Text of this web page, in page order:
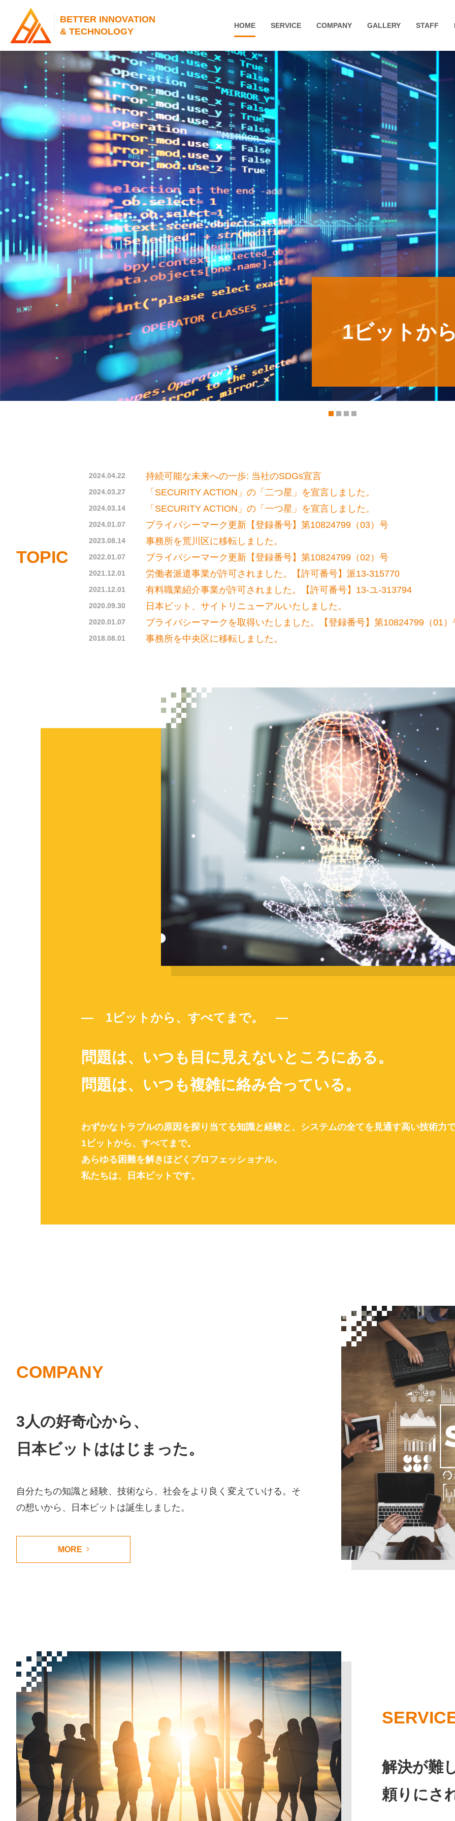
BETTER INNOVATION
& TECHNOLOGY
HOME SERVICE COMPANY
会社概要
社名・ロゴの意味とビジョン
GALLERY STAFF
システムイ
システム
システムエ
アーキテク
1ビットか
TOPIC
2024.04.22 持続可能な未来への一歩: 当社のSDGs宣言
2024.03.27 「SECURITY ACTION」の「二つ星」を宣言しました。
2024.03.14 「SECURITY ACTION」の「一つ星」を宣言しました。
2024.01.07 プライバシーマーク更新【登録番号】第10824799（03）号
2023.08.14 事務所を荒川区に移転しました。
2022.01.07 プライバシーマーク更新【登録番号】第10824799（02）号
2021.12.01 労働者派遣事業が許可されました。【許可番号】派13-315770
2021.12.01 有料職業紹介事業が許可されました。【許可番号】13-ユ-313794
2020.09.30 日本ビット、サイトリニューアルいたしました。
2020.01.07 プライバシーマークを取得いたしました。【登録番号】第10824799（01）
2018.08.01 事務所を中央区に移転しました。
— 1ビットから、すべてまで。 —
問題は、いつも目に見えないところにある。
問題は、いつも複雑に絡み合っている。
わずかなトラブルの原因を探り当てる知識と経験と、システムの全てを見通す高い技術力
1ビットから、すべてまで。
あらゆる困難を解きほどくプロフェッショナル。
私たちは、日本ビットです。
COMPANY
3人の好奇心から、
日本ビットははじまった。
自分たちの知識と経験、技術なら、社会をより良く変えていける。そ
の想いから、日本ビットは誕生しました。
MORE
解決が難
頼りにさ